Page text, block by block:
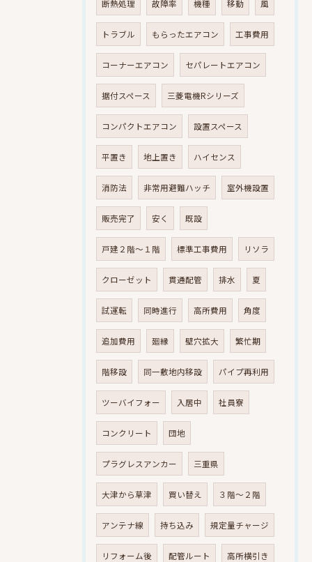
断熱処理 故障率 機種 移動 風
トラブル もらったエアコン 工事費用
コーナーエアコン セパレートエアコン
据付スペース 三菱電機Rシリーズ
コンパクトエアコン 設置スペース
平置き 地上置き ハイセンス
消防法 非常用避難ハッチ 室外機設置
販売完了 安く 既設
戸建２階～１階 標準工事費用 リソラ
クローゼット 貫通配管 排水 夏
試運転 同時進行 高所費用 角度
追加費用 廻縁 壁穴拡大 繁忙期
階移設 同一敷地内移設 パイプ再利用
ツーバイフォー 入居中 社員寮
コンクリート 団地
プラグレスアンカー 三重県
大津から草津 買い替え ３階～２階
アンテナ線 持ち込み 規定量チャージ
リフォーム後 配管ルート 高所横引き